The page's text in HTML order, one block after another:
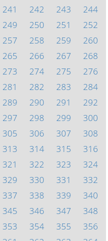
241 242 243
244
249 250 251
252
257 258 259
260
265 266 267
268
273 274 275
276
281 282 283
284
289 290 291
292
297 298 299
300
305 306 307
308
313 314 315
316
321 322 323
324
329 330 331
332
337 338 339
340
345 346 347
348
353 354 355
356